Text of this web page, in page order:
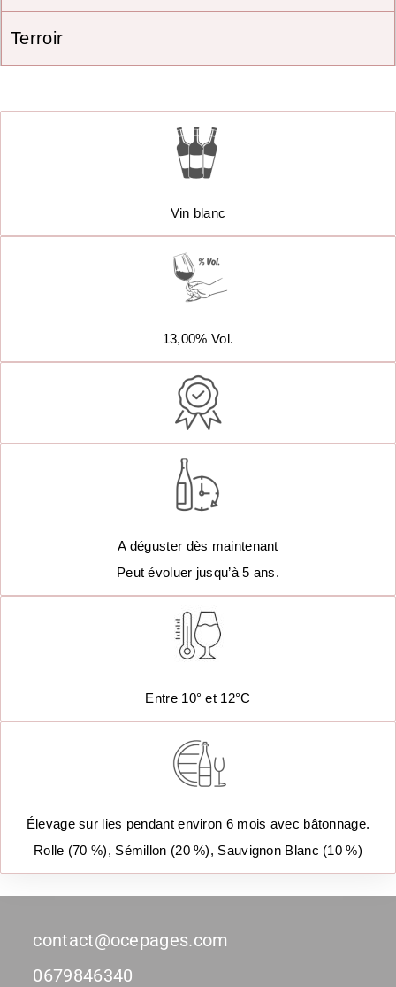
Terroir
Vin blanc
13,00% Vol.
A déguster dès maintenant
Peut évoluer jusqu’à 5 ans.
Entre 10° et 12°C
Élevage sur lies pendant environ 6 mois avec bâtonnage.
Rolle (70 %), Sémillon (20 %), Sauvignon Blanc (10 %)
contact@ocepages.com
0679846340